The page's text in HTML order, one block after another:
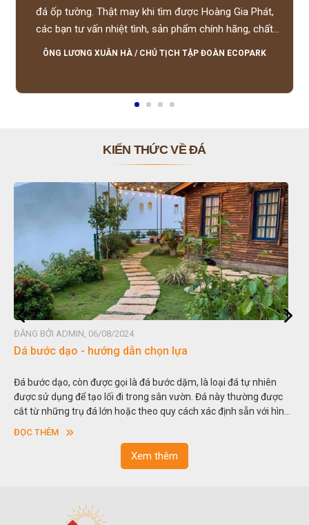
đá ốp tường. Thật may khi tìm được Hoàng Gia Phát,
các bạn tư vấn nhiệt tình, sản phẩm chính hãng, chất
lượng tốt, giá hợp lý, hỗ trợ tận tình.
ÔNG LƯƠNG XUÂN HÀ / CHỦ TỊCH TẬP ĐOÀN ECOPARK
KIẾN THỨC VỀ ĐÁ
ĐĂNG BỞI ADMIN, 06/08/2024
Dá bước dạo - hướng dẫn chọn lựa
Đá bước dạo, còn được gọi là đá bước dặm, là loại đá tự nhiên
được sử dụng để tạo lối đi trong sân vườn. Đá này thường được
cắt từ những trụ đá lớn hoặc theo quy cách xác định sẵn với hình
vuông hoặc hình chữ nhật và có độ dày khác nhau.
ĐỌC THÊM
Xem thêm